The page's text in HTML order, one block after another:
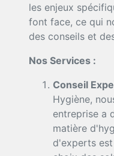
les enjeux
font face, ce qui
des conseils et
Nos Services :
Conseil
Hygiène,
entreprise a
matière
d'experts